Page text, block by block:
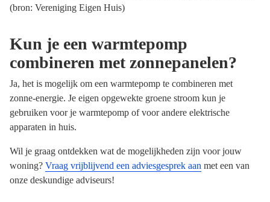
(bron: Vereniging Eigen Huis)
Kun je een warmtepomp
combineren met zonnepanelen?
Ja, het is mogelijk om een warmtepomp te combineren met
zonne-energie. Je eigen opgewekte groene stroom kun je
gebruiken voor je warmtepomp of voor andere elektrische
apparaten in huis.
Wil je graag ontdekken wat de mogelijkheden zijn voor jouw
woning? Vraag vrijblijvend een adviesgesprek aan met een van
onze deskundige adviseurs!